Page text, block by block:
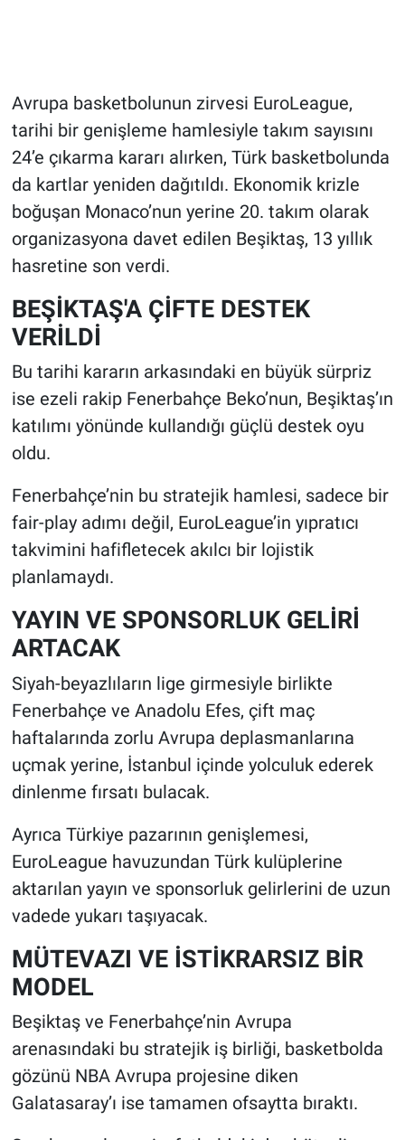
Avrupa basketbolunun zirvesi EuroLeague,
tarihi bir genişleme hamlesiyle takım sayısını
24’e çıkarma kararı alırken, Türk basketbolunda
da kartlar yeniden dağıtıldı. Ekonomik krizle
boğuşan Monaco’nun yerine 20. takım olarak
organizasyona davet edilen Beşiktaş, 13 yıllık
hasretine son verdi.
BEŞİKTAŞ'A ÇİFTE DESTEK
VERİLDİ
Bu tarihi kararın arkasındaki en büyük sürpriz
ise ezeli rakip Fenerbahçe Beko’nun, Beşiktaş’ın
katılımı yönünde kullandığı güçlü destek oyu
oldu.
Fenerbahçe’nin bu stratejik hamlesi, sadece bir
fair-play adımı değil, EuroLeague’in yıpratıcı
takvimini hafifletecek akılcı bir lojistik
planlamaydı.
YAYIN VE SPONSORLUK GELİRİ
ARTACAK
Siyah-beyazlıların lige girmesiyle birlikte
Fenerbahçe ve Anadolu Efes, çift maç
haftalarında zorlu Avrupa deplasmanlarına
uçmak yerine, İstanbul içinde yolculuk ederek
dinlenme fırsatı bulacak.
Ayrıca Türkiye pazarının genişlemesi,
EuroLeague havuzundan Türk kulüplerine
aktarılan yayın ve sponsorluk gelirlerini de uzun
vadede yukarı taşıyacak.
MÜTEVAZI VE İSTİKRARSIZ BİR
MODEL
Beşiktaş ve Fenerbahçe’nin Avrupa
arenasındaki bu stratejik iş birliği, basketbolda
gözünü NBA Avrupa projesine diken
Galatasaray’ı ise tamamen ofsaytta bıraktı.